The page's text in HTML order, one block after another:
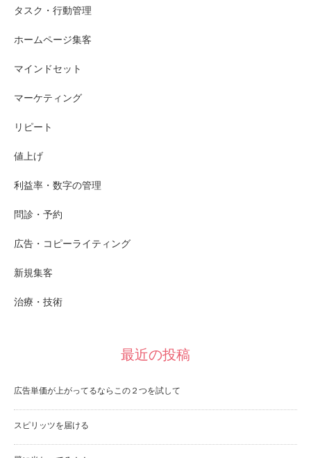
タスク・行動管理
ホームページ集客
マインドセット
マーケティング
リピート
値上げ
利益率・数字の管理
問診・予約
広告・コピーライティング
新規集客
治療・技術
最近の投稿
広告単価が上がってるならこの２つを試して
スピリッツを届ける